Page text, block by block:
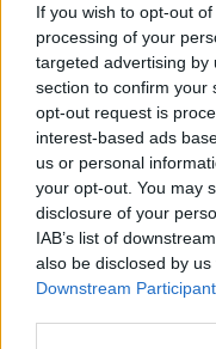
If you wish to opt-out
processing of your
targeted advertising by
section to confirm your
opt-out request is
interest-based ads
us or personal
your opt-out. You may
disclosure of your
IAB’s list of
also be disclosed by
Downstream
40
31
31